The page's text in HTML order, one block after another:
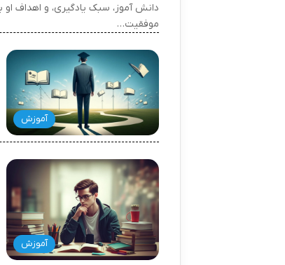
دانش آموز، سبک یادگیری، و اهداف او
موفقیت…
آموزش
آموزش